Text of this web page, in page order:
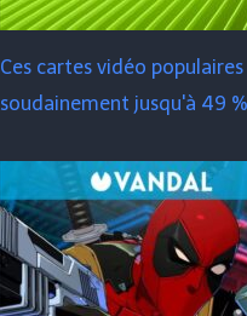
Ces cartes vidéo
soudainement jusqu'à 49